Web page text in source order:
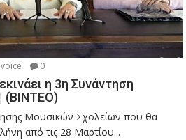
0
η 3η Συνάντηση
(ΒΙΝΤΕΟ)
Μουσικών Σχολείων που θα
από τις 28 Μαρτίου...